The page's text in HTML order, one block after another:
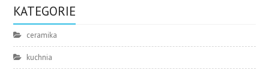
KATEGORIE
ceramika
kuchnia